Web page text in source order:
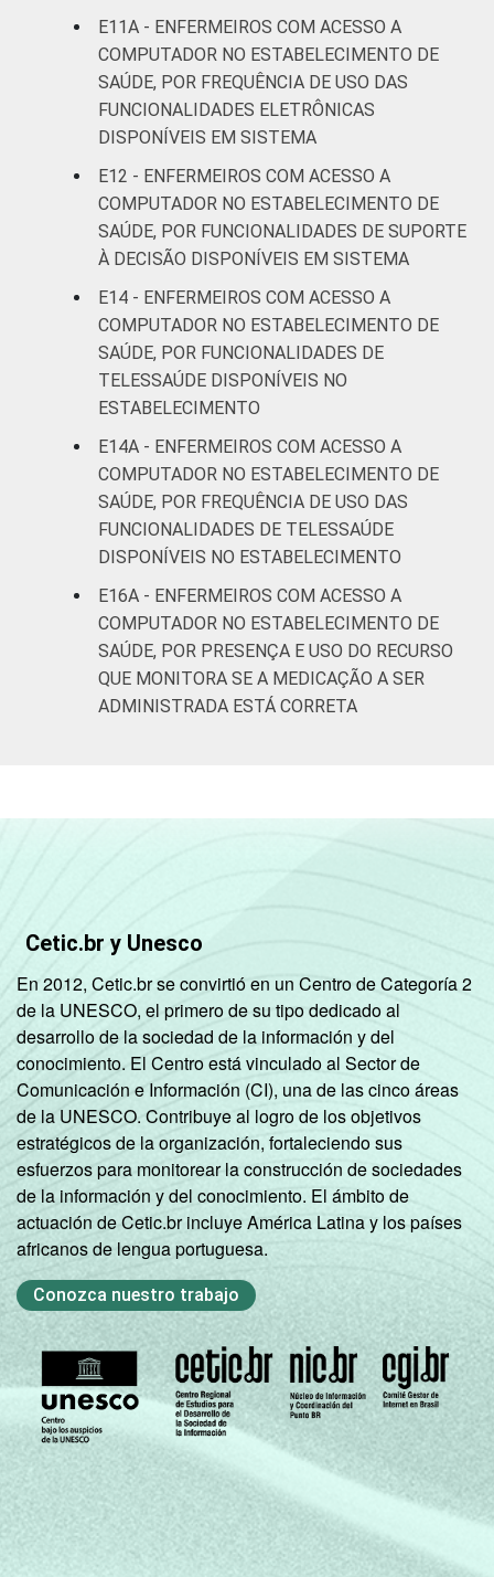
E11A - ENFERMEIROS COM ACESSO A
COMPUTADOR NO ESTABELECIMENTO DE
SAÚDE, POR FREQUÊNCIA DE USO DAS
FUNCIONALIDADES ELETRÔNICAS
DISPONÍVEIS EM SISTEMA
E12 - ENFERMEIROS COM ACESSO A
COMPUTADOR NO ESTABELECIMENTO DE
SAÚDE, POR FUNCIONALIDADES DE SUPORTE
À DECISÃO DISPONÍVEIS EM SISTEMA
E14 - ENFERMEIROS COM ACESSO A
COMPUTADOR NO ESTABELECIMENTO DE
SAÚDE, POR FUNCIONALIDADES DE
TELESSAÚDE DISPONÍVEIS NO
ESTABELECIMENTO
E14A - ENFERMEIROS COM ACESSO A
COMPUTADOR NO ESTABELECIMENTO DE
SAÚDE, POR FREQUÊNCIA DE USO DAS
FUNCIONALIDADES DE TELESSAÚDE
DISPONÍVEIS NO ESTABELECIMENTO
E16A - ENFERMEIROS COM ACESSO A
COMPUTADOR NO ESTABELECIMENTO DE
SAÚDE, POR PRESENÇA E USO DO RECURSO
QUE MONITORA SE A MEDICAÇÃO A SER
ADMINISTRADA ESTÁ CORRETA
Cetic.br y Unesco
En 2012, Cetic.br se convirtió en un Centro de Categoría 2
de la UNESCO, el primero de su tipo dedicado al
desarrollo de la sociedad de la información y del
conocimiento. El Centro está vinculado al Sector de
Comunicación e Información (CI), una de las cinco áreas
de la UNESCO. Contribuye al logro de los objetivos
estratégicos de la organización, fortaleciendo sus
esfuerzos para monitorear la construcción de sociedades
de la información y del conocimiento. El ámbito de
actuación de Cetic.br incluye América Latina y los países
africanos de lengua portuguesa.
Conozca nuestro trabajo